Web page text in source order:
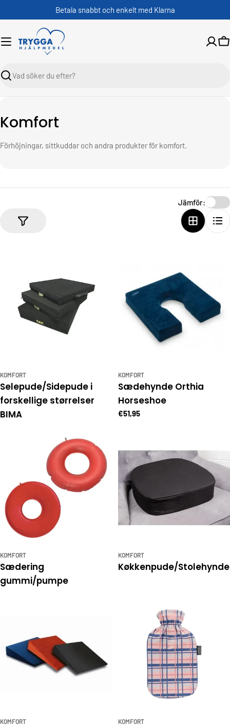
Betala snabbt och enkelt med Klarna
Sök
K
o
e
Komfort
Förhöjningar, sittkuddar och andra produkter för komfort.
Jämför:
KOMFORT
Selepude/Sidepude i
forskellige størrelser
BIMA
KOMFORT
Sædehynde Orthia
Horseshoe
€51,95
KOMFORT
Sædering
gummi/pumpe
KOMFORT
Køkkenpude/Stolehynde
KOMFORT KOMFORT